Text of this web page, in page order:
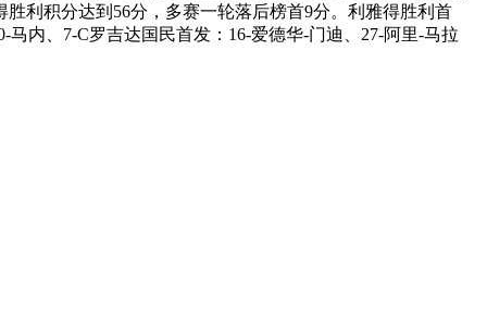
利积分达到56分，多赛一轮落后榜首9分。利雅得胜利首
内、7-C罗吉达国民首发：16-爱德华-门迪、27-阿里-马拉